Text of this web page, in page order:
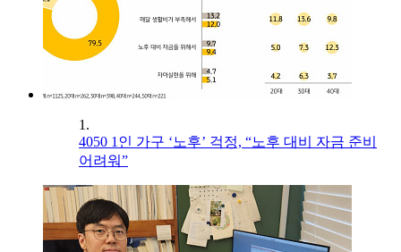
1.
4050 1인 가구 ‘노후’ 걱정, “노후 대비 자금 준비
어려워”